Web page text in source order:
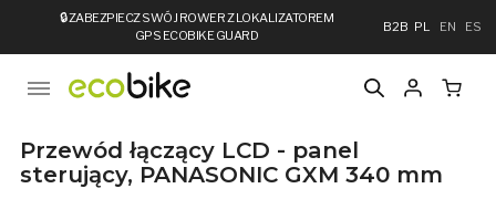
🔒ZABEZPIECZ SWÓJ ROWER Z LOKALIZATOREM
GPS ECOBIKE GUARD
B2B PL EN ES
Przewód łączący LCD - panel
sterujący, PANASONIC GXM 340 mm